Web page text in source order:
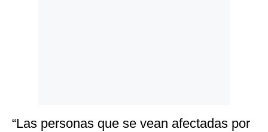
“Las personas que se vean afectadas por